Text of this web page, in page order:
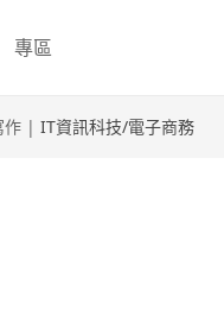
專區
作 | IT資訊科技/電子商務